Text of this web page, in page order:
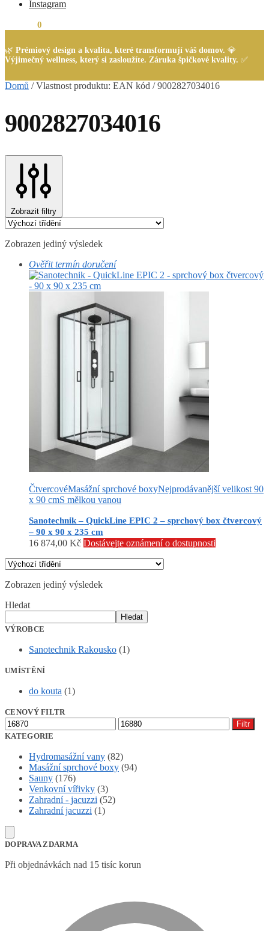
Instagram
0
🌿 Prémiový design a kvalita, které transformují váš domov. 💎
Výjimečný wellness, který si zasloužíte. Záruka špičkové kvality. ✅
Domů /Vlastnost produktu: EAN kód /9002827034016
9002827034016
Zobrazit filtry
Zobrazen jediný výsledek
Ověřit termín doručení
ČtvercovéMasážní sprchové boxyNejprodávanější velikost 90
x 90 cmS mělkou vanou
Sanotechnik – QuickLine EPIC 2 – sprchový box čtvercový
– 90 x 90 x 235 cm
16 874,00 Kč Dostávejte oznámení o dostupnosti
Zobrazen jediný výsledek
Hledat
Hledat
VÝROBCE
Sanotechnik Rakousko (1)
UMÍSTĚNÍ
do kouta (1)
CENOVÝ FILTR
Minimální
cena
Maximální
cena
Filtr
KATEGORIE
Hydromasážní vany (82)
Masážní sprchové boxy (94)
Sauny (176)
Venkovní vířivky (3)
Zahradní - jacuzzi (52)
Zahradní jacuzzi (1)
DOPRAVA ZDARMA
Při objednávkách nad 15 tisíc korun